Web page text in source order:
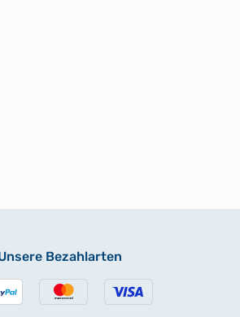
Bezahlarten